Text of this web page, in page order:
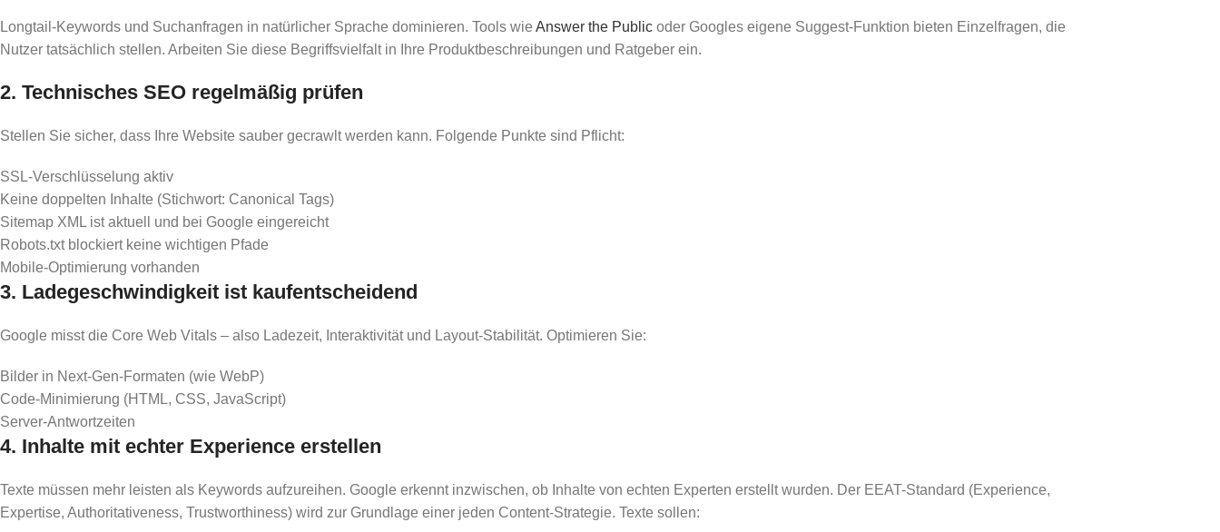
Longtail-Keywords und Suchanfragen in natürlicher Sprache dominieren. Tools wie Answer the Public oder Googles eigene Suggest-Funktion bieten Einzelfragen, die
Nutzer tatsächlich stellen. Arbeiten Sie diese Begriffsvielfalt in Ihre Produktbeschreibungen und Ratgeber ein.
2. Technisches SEO regelmäßig prüfen
Stellen Sie sicher, dass Ihre Website sauber gecrawlt werden kann. Folgende Punkte sind Pflicht:
SSL-Verschlüsselung aktiv
Keine doppelten Inhalte (Stichwort: Canonical Tags)
Sitemap XML ist aktuell und bei Google eingereicht
Robots.txt blockiert keine wichtigen Pfade
Mobile-Optimierung vorhanden
3. Ladegeschwindigkeit ist kaufentscheidend
Google misst die Core Web Vitals – also Ladezeit, Interaktivität und Layout-Stabilität. Optimieren Sie:
Bilder in Next-Gen-Formaten (wie WebP)
Code-Minimierung (HTML, CSS, JavaScript)
Server-Antwortzeiten
4. Inhalte mit echter Experience erstellen
Texte müssen mehr leisten als Keywords aufzureihen. Google erkennt inzwischen, ob Inhalte von echten Experten erstellt wurden. Der EEAT-Standard (Experience,
Expertise, Authoritativeness, Trustworthiness) wird zur Grundlage einer jeden Content-Strategie. Texte sollen: